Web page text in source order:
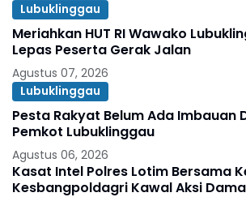
Lubuklinggau
Meriahkan HUT RI Wawako
Lepas Peserta Gerak Jalan
Agustus 07, 2026
Lubuklinggau
Pesta Rakyat Belum Ada Imbauan
Pemkot Lubuklinggau
Agustus 06, 2026
Kasat Intel Polres Lotim Bersama
Kesbangpoldagri Kawal Aksi